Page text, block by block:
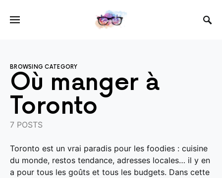
BROWSING CATEGORY
Où manger à
Toronto
7 POSTS
Toronto est un vrai paradis pour les foodies : cuisine
du monde, restos tendance, adresses locales… il y en
a pour tous les goûts et tous les budgets. Dans cette